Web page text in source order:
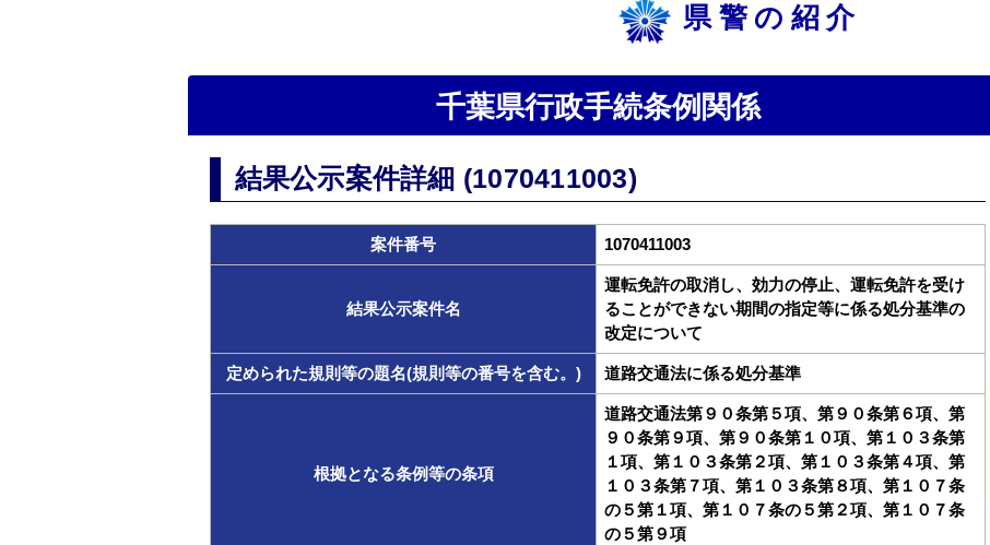
県警の紹介
千葉県行政手続条例関係
結果公示案件詳細 (1070411003)
案件番号 1070411003
結果公示案件名
運転免許の取消し、効力の停止、運転免許を受け
ることができない期間の指定等に係る処分基準の
改定について
定められた規則等の題名(規則等の番号を含む。) 道路交通法に係る処分基準
根拠となる条例等の条項
道路交通法第９０条第５項、第９０条第６項、第
９０条第９項、第９０条第１０項、第１０３条第
１項、第１０３条第２項、第１０３条第４項、第
１０３条第７項、第１０３条第８項、第１０７条
の５第１項、第１０７条の５第２項、第１０７条
の５第９項